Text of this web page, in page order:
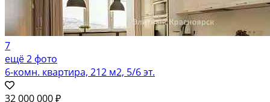
7
ещё 2 фото
6-комн. квартира, 212 м2, 5/6 эт.
32 000 000 ₽